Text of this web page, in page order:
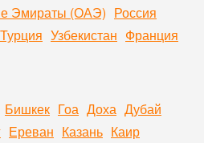
Эмираты (ОАЭ) Россия
Турция Узбекистан Франция
Бишкек Гоа Доха Дубай
Ереван Казань Каир